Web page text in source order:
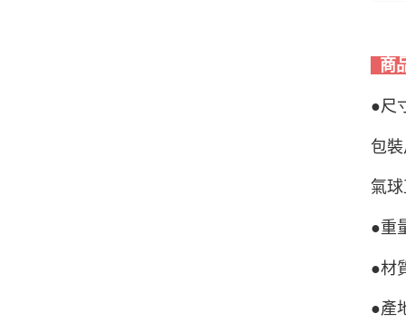
商
●尺
包
氣
●重
●材
●產